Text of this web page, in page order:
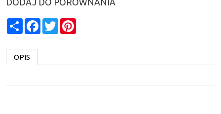
DODAJ DO PORÓWNANIA
ShareFacebook
Twitter
OPIS